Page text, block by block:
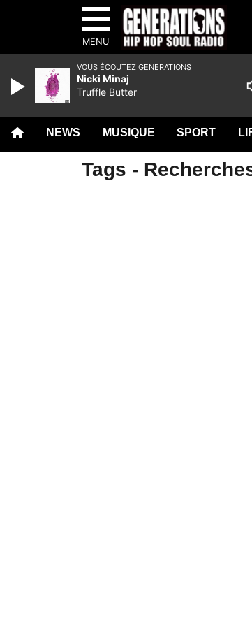
MENU
NEWS MUSIQUE SPORT
Tags -
VOUS ÉCOUTEZ GENERATIONS
Nicki Minaj
Truffle Butter